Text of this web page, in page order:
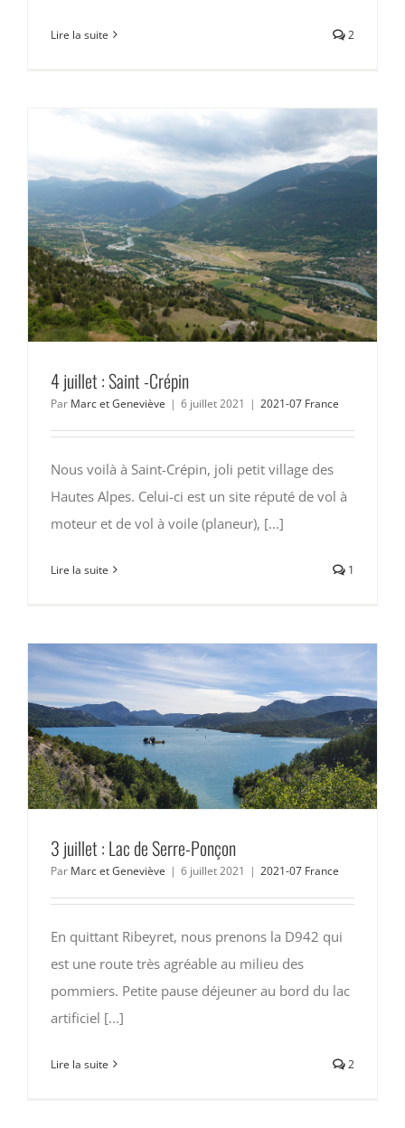
Lire la suite 2
4 juillet : Saint -Crépin
Par Marc et Geneviève | 6 juillet 2021 | 2021-07 France
Nous voilà à Saint-Crépin, joli petit village des
Hautes Alpes. Celui-ci est un site réputé de vol à
moteur et de vol à voile (planeur), [...]
Lire la suite 1
3 juillet : Lac de Serre-Ponçon
Par Marc et Geneviève | 6 juillet 2021 | 2021-07 France
En quittant Ribeyret, nous prenons la D942 qui
est une route très agréable au milieu des
pommiers. Petite pause déjeuner au bord du lac
artificiel [...]
Lire la suite 2